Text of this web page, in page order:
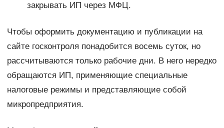
закрывать ИП через МФЦ.
Чтобы оформить документацию и публикации на
сайте госконтроля понадобится восемь суток, но
рассчитываются только рабочие дни. В него нередко
обращаются ИП, применяющие специальные
налоговые режимы и представляющие собой
микропредприятия.